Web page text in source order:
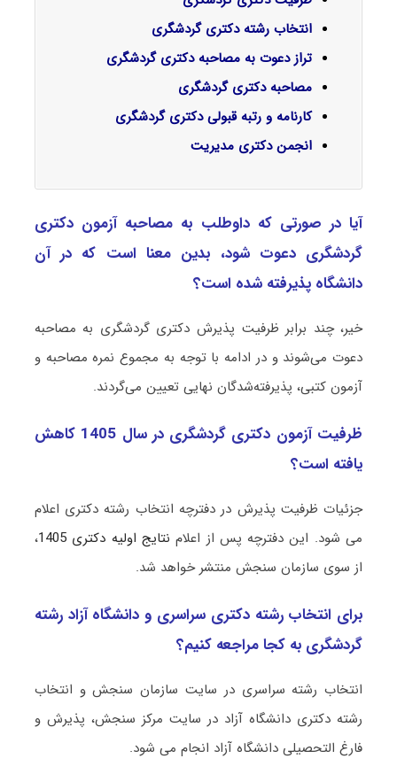
انتخاب رشته دکتری گردشگری
تراز دعوت به مصاحبه دکتری گردشگری
مصاحبه دکتری گردشگری
کارنامه و رتبه قبولی دکتری گردشگری
انجمن دکتری مدیریت
آیا در صورتی که داوطلب به مصاحبه آزمون دکتری
ﮔﺮدﺷﮕﺮی دعوت شود، بدین معنا است که در آن
دانشگاه پذیرفته شده است؟
خیر، چند برابر ظرفیت پذیرش دکتری ﮔﺮدﺷﮕﺮی به مصاحبه
دعوت می‌شوند و در ادامه با توجه به مجموع نمره مصاحبه و
آزمون کتبی، پذیرفته‌شدگان نهایی تعیین می‌گردند.
ظرفیت آزمون دکتری ﮔﺮدﺷﮕﺮی در سال 1405 کاهش
یافته است؟
جزئیات ظرفیت پذیرش در دفترچه انتخاب رشته دکتری اعلام
می شود. این دفترچه پس از اعلام نتایج اولیه دکتری 1405
،
از سوی سازمان سنجش منتشر خواهد شد.
برای انتخاب رشته دکتری سراسری و دانشگاه آزاد رشته
ﮔﺮدﺷﮕﺮی به کجا مراجعه کنیم؟
انتخاب رشته سراسری در سایت سازمان سنجش و انتخاب
رشته دکتری دانشگاه آزاد در سایت مرکز سنجش، پذیرش و
فارغ التحصیلی دانشگاه آزاد انجام می شود.